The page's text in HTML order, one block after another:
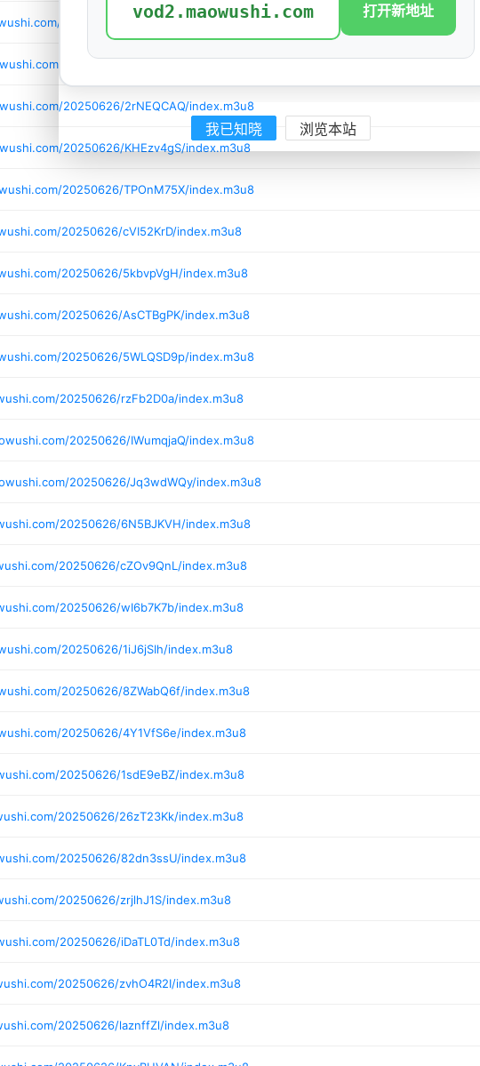
20250626/Ylqx3Je2/index.m3u8
20250626/BWGg3byH/index.m3u8
20250626/2rNEQCAQ/index.m3u8
20250626/KHEzv4gS/index.m3u8
20250626/TPOnM75X/index.m3u8
20250626/cVI52KrD/index.m3u8
20250626/5kbvpVgH/index.m3u8
20250626/AsCTBgPK/index.m3u8
20250626/5WLQSD9p/index.m3u8
20250626/rzFb2D0a/index.m3u8
20250626/IWumqjaQ/index.m3u8
20250626/Jq3wdWQy/index.m3u8
20250626/6N5BJKVH/index.m3u8
20250626/cZOv9QnL/index.m3u8
20250626/wI6b7K7b/index.m3u8
20250626/1iJ6jSIh/index.m3u8
20250626/8ZWabQ6f/index.m3u8
20250626/4Y1VfS6e/index.m3u8
20250626/1sdE9eBZ/index.m3u8
20250626/26zT23Kk/index.m3u8
20250626/82dn3ssU/index.m3u8
20250626/zrjlhJ1S/index.m3u8
20250626/iDaTL0Td/index.m3u8
20250626/zvhO4R2I/index.m3u8
20250626/laznffZl/index.m3u8
vod2.maowushi.com 打开新地址
我已知晓 浏览本站